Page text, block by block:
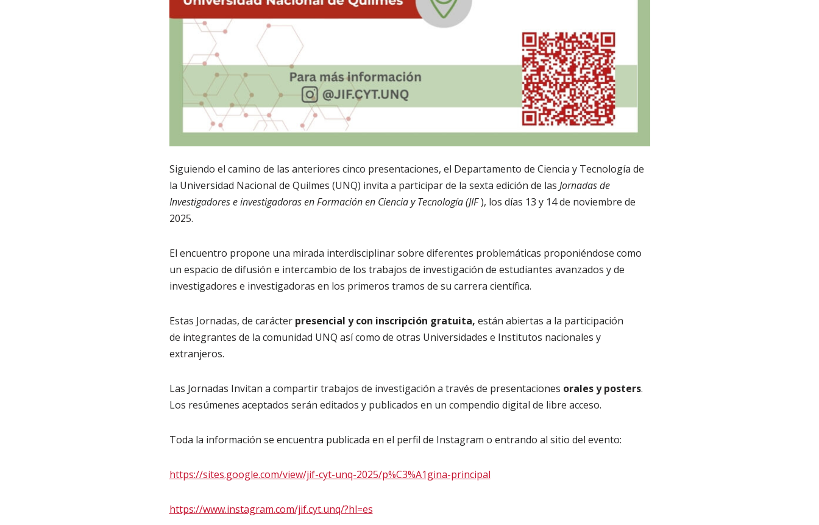
Siguiendo el camino de las anteriores cinco presentaciones, el Departamento de Ciencia y Tecnología de
la Universidad Nacional de Quilmes (UNQ) invita a participar de la sexta edición de las Jornadas de
Investigadores e investigadoras en Formación en Ciencia y Tecnología (JIF), los días 13 y 14 de noviembre de
2025.
El encuentro propone una mirada interdisciplinar sobre diferentes problemáticas proponiéndose como
un espacio de difusión e intercambio de los trabajos de investigación de estudiantes avanzados y de
investigadores e investigadoras en los primeros tramos de su carrera científica.
Estas Jornadas, de carácter presencial y con inscripción gratuita, están abiertas a la participación
de integrantes de la comunidad UNQ así como de otras Universidades e Institutos nacionales y
extranjeros.
Las Jornadas Invitan a compartir trabajos de investigación a través de presentaciones orales y posters.
Los resúmenes aceptados serán editados y publicados en un compendio digital de libre acceso.
Toda la información se encuentra publicada en el perfil de Instagram o entrando al sitio del evento:
https://sites.google.com/view/jif-cyt-unq-2025/p%C3%A1gina-principal
https://www.instagram.com/jif.cyt.unq/?hl=es